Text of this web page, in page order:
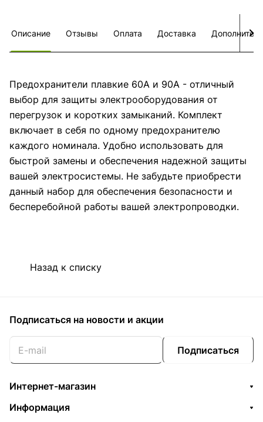
Описание Отзывы Оплата Доставка
Предохранители плавкие 60А и 90А - отличный
выбор для защиты электрооборудования от
перегрузок и коротких замыканий. Комплект
включает в себя по одному предохранителю
каждого номинала. Удобно использовать для
быстрой замены и обеспечения надежной защиты
вашей электросистемы. Не забудьте приобрести
данный набор для обеспечения безопасности и
бесперебойной работы вашей электропроводки.
Назад к списку
Подписаться на новости и акции
Подписаться
Интернет-магазин
Информация